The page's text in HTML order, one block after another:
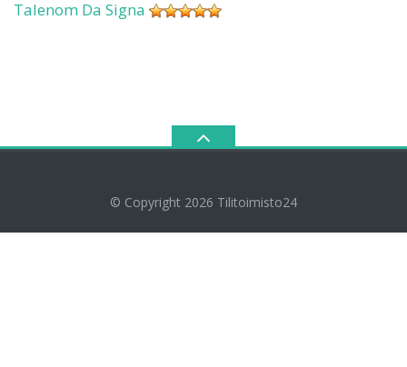
Talenom Da Signa
© Copyright 2026 Tilitoimisto24